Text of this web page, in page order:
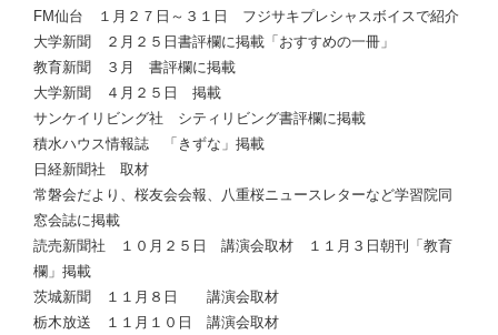
FM仙台 １月２７日～３１日 フジサキプレシャスボイスで紹介
大学新聞 ２月２５日書評欄に掲載「おすすめの一冊」
教育新聞 ３月 書評欄に掲載
大学新聞 ４月２５日 掲載
サンケイリビング社 シティリビング書評欄に掲載
積水ハウス情報誌 「きずな」掲載
日経新聞社 取材
常磐会だより、桜友会会報、八重桜ニュースレターなど学習院同
窓会誌に掲載
読売新聞社 １０月２５日 講演会取材 １１月３日朝刊「教育
欄」掲載
茨城新聞 １１月８日 講演会取材
栃木放送 １１月１０日 講演会取材